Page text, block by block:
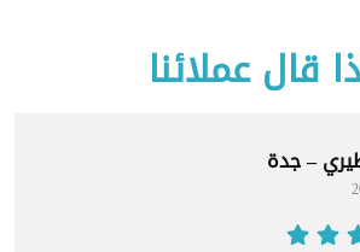
قال عملائنا
– جدة